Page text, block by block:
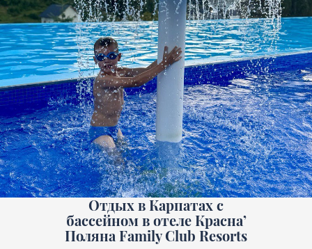
Отдых в Карпатах с
бассейном в отеле Красна’
Поляна Family Club Resorts